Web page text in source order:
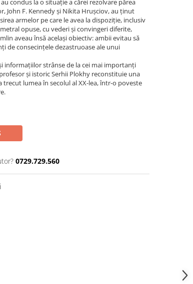
condus la o situație a cărei rezolvare părea
John F. Kennedy și Nikita Hrușciov, au ținut
armelor pe care le avea la dispoziție, inclusiv
opuse, cu vederi și convingeri diferite,
aveau însă același obiectiv: ambii evitau să
de consecințele dezastruoase ale unui
informațiilor strânse de la cei mai importanți
și istoric Serhii Plokhy reconstituie una
lumea în secolul al XX-lea, într-o poveste
0729.729.560